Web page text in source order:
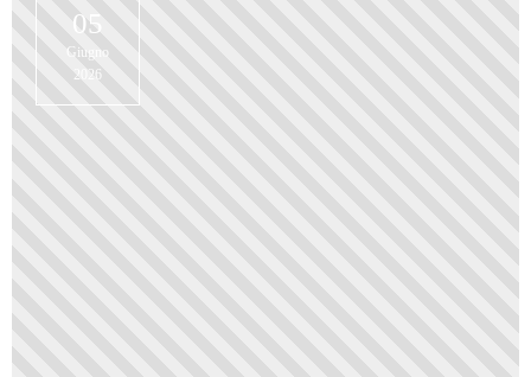
05
Giugno
2026